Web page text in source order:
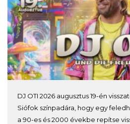
DJ OTI 2026 augusztus 19-én
Siófok színpadára, hogy egy
a 90-es és 2000 évekbe repítse